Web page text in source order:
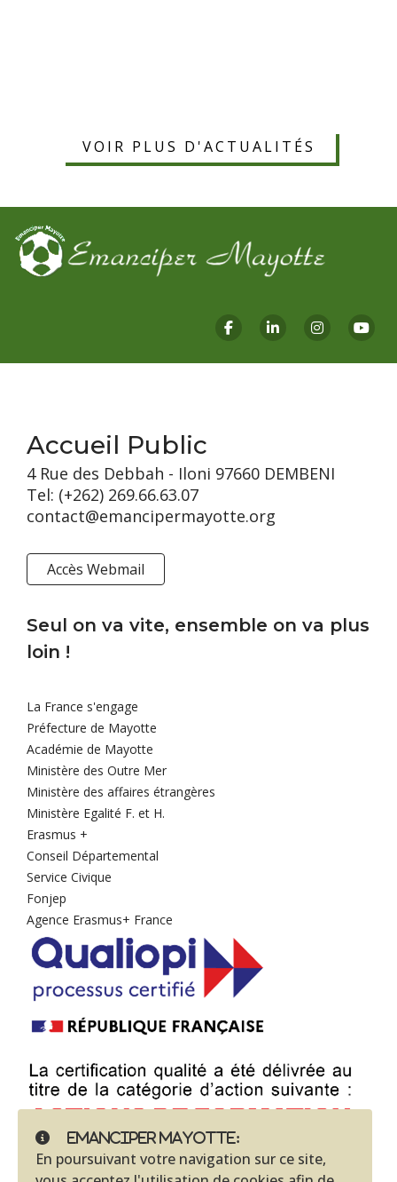
VOIR PLUS D'ACTUALITÉS
FacebookLinkedinInstagram
Accueil Public
4 Rue des Debbah - Iloni 97660 DEMBENI
Tel: (+262) 269.66.63.07
contact@emancipermayotte.org
Accès Webmail
Seul on va vite, ensemble on va plus
loin !
La France s'engage
Préfecture de Mayotte
Académie de Mayotte
Ministère des Outre Mer
Ministère des affaires étrangères
Ministère Egalité F. et H.
Erasmus +
Conseil Départemental
Service Civique
Fonjep
Agence Erasmus+ France
Emanciper Mayotte:
En poursuivant votre navigation sur ce site,